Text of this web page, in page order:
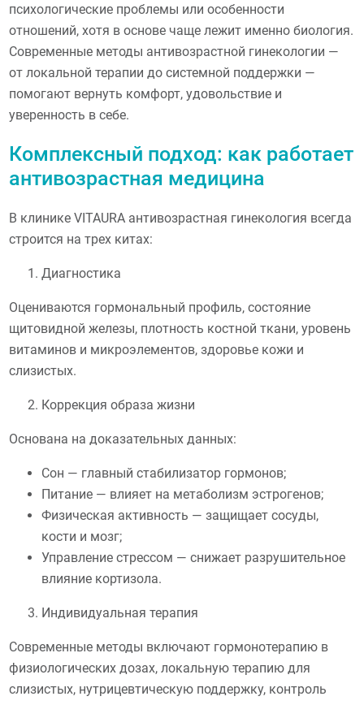
психологические проблемы или особенности
отношений, хотя в основе чаще лежит именно биология.
Современные методы антивозрастной гинекологии —
от локальной терапии до системной поддержки —
помогают вернуть комфорт, удовольствие и
уверенность в себе.
Комплексный подход: как работает
антивозрастная медицина
В клинике VITAURA антивозрастная гинекология всегда
строится на трех китах:
Диагностика
Оцениваются гормональный профиль, состояние
щитовидной железы, плотность костной ткани, уровень
витаминов и микроэлементов, здоровье кожи и
слизистых.
Коррекция образа жизни
Основана на доказательных данных:
Сон — главный стабилизатор гормонов;
Питание — влияет на метаболизм эстрогенов;
Физическая активность — защищает сосуды,
кости и мозг;
Управление стрессом — снижает разрушительное
влияние кортизола.
Индивидуальная терапия
Современные методы включают гормонотерапию в
физиологических дозах, локальную терапию для
слизистых, нутрицевтическую поддержку, контроль